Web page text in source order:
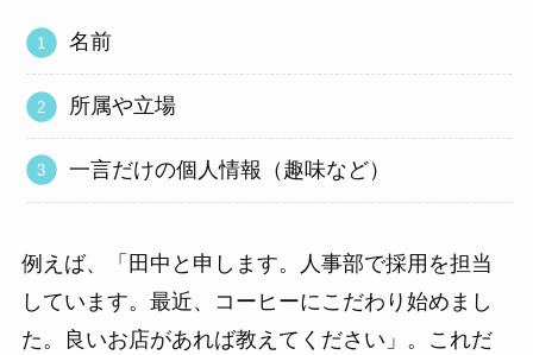
名前
所属や立場
一言だけの個人情報（趣味など）
例えば、「田中と申します。人事部で採用を担当
しています。最近、コーヒーにこだわり始めまし
た。良いお店があれば教えてください」。これだ